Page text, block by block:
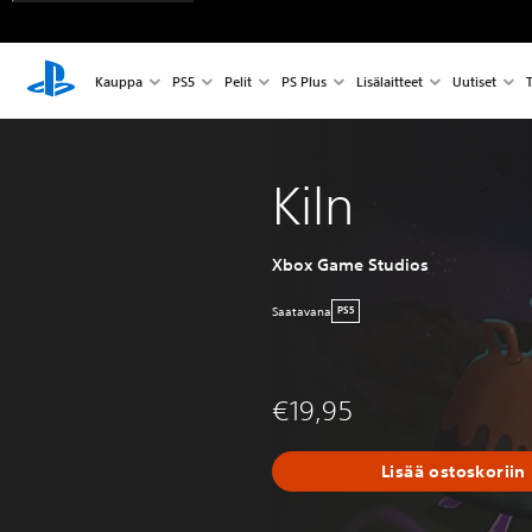
Kauppa PS5 Pelit PS Plus Lisälaitteet Uutiset
Kiln
Xbox Game Studios
Saatavana PS5
€19,95
Lisää ostoskoriin